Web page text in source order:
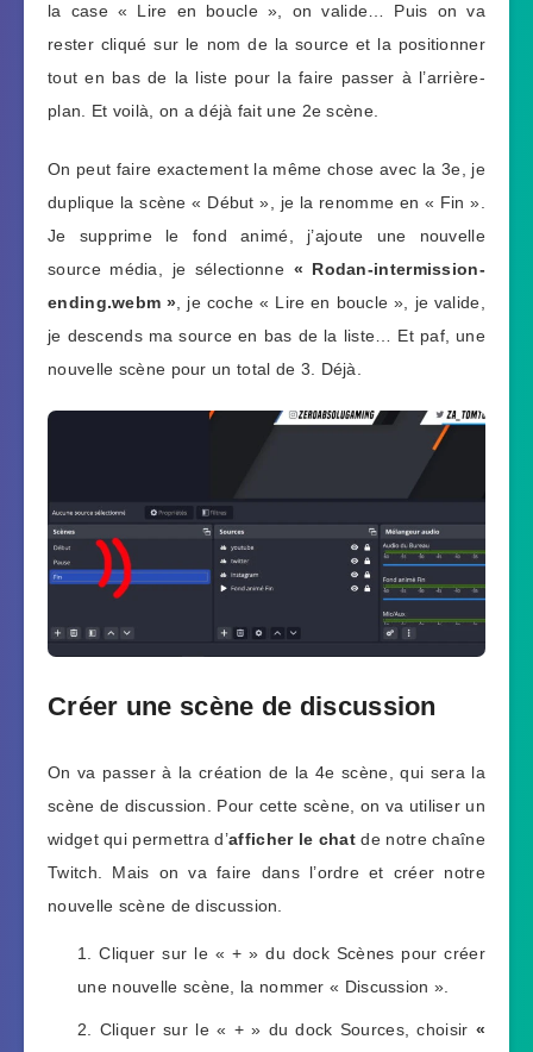
la case « Lire en boucle », on valide… Puis on va
rester cliqué sur le nom de la source et la positionner
tout en bas de la liste pour la faire passer à l’arrière-
plan. Et voilà, on a déjà fait une 2e scène.
On peut faire exactement la même chose avec la 3e, je
duplique la scène « Début », je la renomme en « Fin ».
Je supprime le fond animé, j’ajoute une nouvelle
source média, je sélectionne « Rodan-intermission-
ending.webm » , je coche « Lire en boucle », je valide,
je descends ma source en bas de la liste… Et paf, une
nouvelle scène pour un total de 3. Déjà.
Créer une scène de discussion
On va passer à la création de la 4e scène, qui sera la
scène de discussion. Pour cette scène, on va utiliser un
widget qui permettra d’afficher le chat de notre chaîne
Twitch. Mais on va faire dans l’ordre et créer notre
nouvelle scène de discussion.
Cliquer sur le « + » du dock Scènes pour créer
une nouvelle scène, la nommer « Discussion ».
Cliquer sur le « + » du dock Sources, choisir «